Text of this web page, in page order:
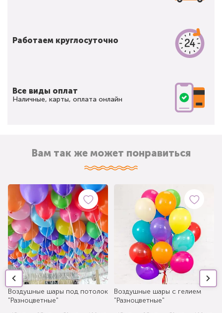
Работаем круглосуточно
Все виды оплат
Наличные, карты, оплата онлайн
Вам так же может понравиться
Воздушные шары под потолок
"Разноцветные"
Воздушные шары с гелием
"Разноцветные"